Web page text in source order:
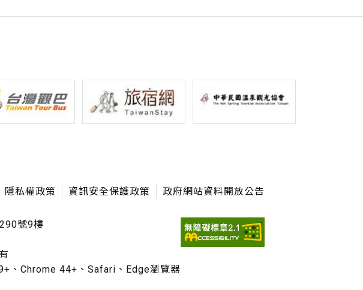
隱私權政策 資訊安全保護政策 政府網站資料開放公告
號9樓
、Chrome 44+、Safari、Edge瀏覽器